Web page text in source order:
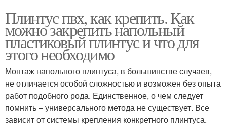
Плинтус пвх, как крепить. Как
можно закрепить напольный
пластиковый плинтус и что для
этого необходимо
Монтаж напольного плинтуса, в большинстве случаев,
не отличается особой сложностью и возможен без опыта
работ подобного рода. Единственное, о чем следует
помнить – универсального метода не существует. Все
зависит от системы крепления конкретного плинтуса.